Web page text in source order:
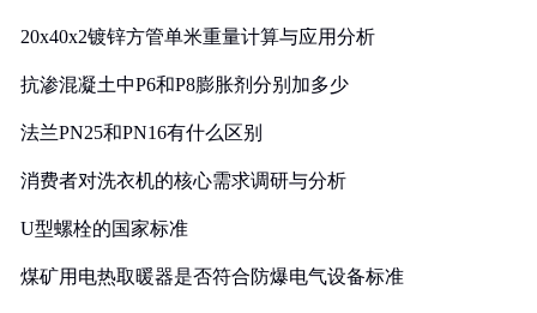
20x40x2镀锌方管单米重量计算与应用分析
抗渗混凝土中P6和P8膨胀剂分别加多少
法兰PN25和PN16有什么区别
消费者对洗衣机的核心需求调研与分析
U型螺栓的国家标准
煤矿用电热取暖器是否符合防爆电气设备标准